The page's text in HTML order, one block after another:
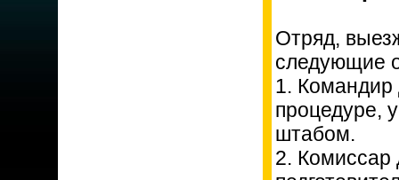
Отряд,
следующие
1. Командир
процедуре,
штабом.
2. Комиссар